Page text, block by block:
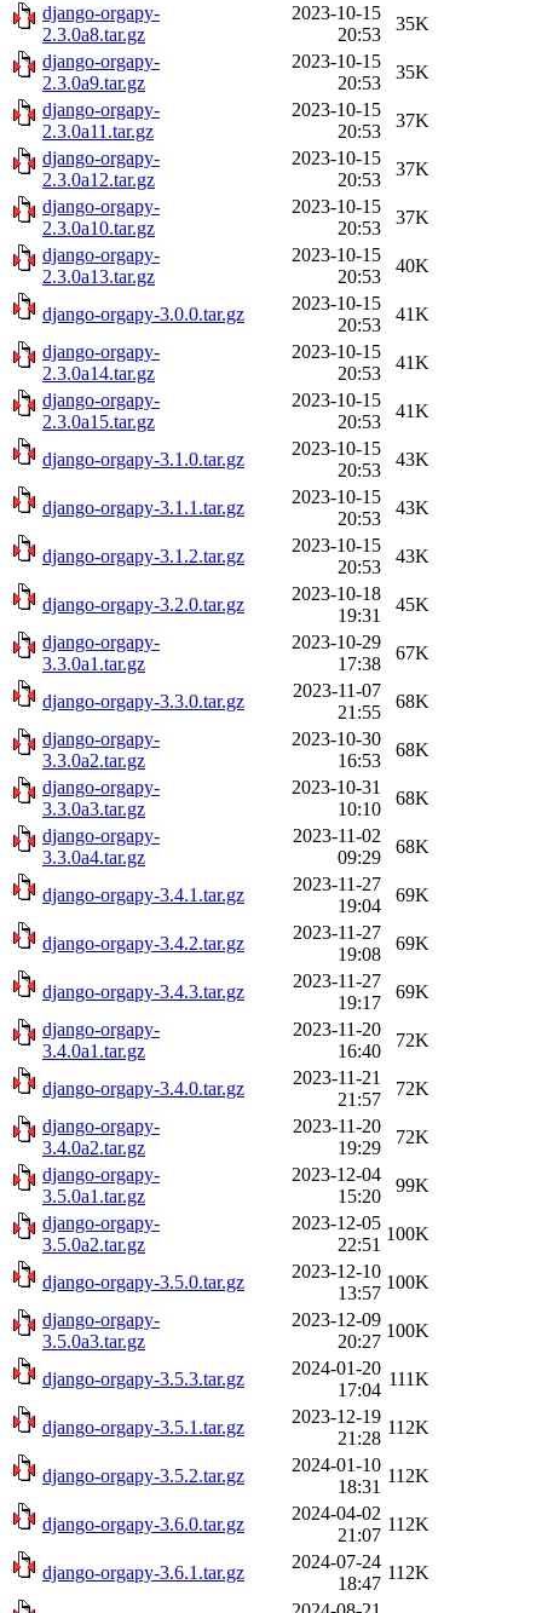
django-orgapy-
2.3.0a8.tar.gz
2023-10-15
20:53
35K
django-orgapy-
2.3.0a9.tar.gz
2023-10-15
20:53
35K
django-orgapy-
2.3.0a11.tar.gz
2023-10-15
20:53
37K
django-orgapy-
2.3.0a12.tar.gz
2023-10-15
20:53
37K
django-orgapy-
2.3.0a10.tar.gz
2023-10-15
20:53
37K
django-orgapy-
2.3.0a13.tar.gz
2023-10-15
20:53
40K
django-orgapy-3.0.0.tar.gz
2023-10-15
20:53
41K
django-orgapy-
2.3.0a14.tar.gz
2023-10-15
20:53
41K
django-orgapy-
2.3.0a15.tar.gz
2023-10-15
20:53
41K
django-orgapy-3.1.0.tar.gz
2023-10-15
20:53
43K
django-orgapy-3.1.1.tar.gz
2023-10-15
20:53
43K
django-orgapy-3.1.2.tar.gz
2023-10-15
20:53
43K
django-orgapy-3.2.0.tar.gz
2023-10-18
19:31
45K
django-orgapy-
3.3.0a1.tar.gz
2023-10-29
17:38
67K
django-orgapy-3.3.0.tar.gz
2023-11-07
21:55
68K
django-orgapy-
3.3.0a2.tar.gz
2023-10-30
16:53
68K
django-orgapy-
3.3.0a3.tar.gz
2023-10-31
10:10
68K
django-orgapy-
3.3.0a4.tar.gz
2023-11-02
09:29
68K
django-orgapy-3.4.1.tar.gz
2023-11-27
19:04
69K
django-orgapy-3.4.2.tar.gz
2023-11-27
19:08
69K
django-orgapy-3.4.3.tar.gz
2023-11-27
19:17
69K
django-orgapy-
3.4.0a1.tar.gz
2023-11-20
16:40
72K
django-orgapy-3.4.0.tar.gz
2023-11-21
21:57
72K
django-orgapy-
3.4.0a2.tar.gz
2023-11-20
19:29
72K
django-orgapy-
3.5.0a1.tar.gz
2023-12-04
15:20
99K
django-orgapy-
3.5.0a2.tar.gz
2023-12-05
22:51
100K
django-orgapy-3.5.0.tar.gz
2023-12-10
13:57
100K
django-orgapy-
3.5.0a3.tar.gz
2023-12-09
20:27
100K
django-orgapy-3.5.3.tar.gz
2024-01-20
17:04
111K
django-orgapy-3.5.1.tar.gz
2023-12-19
21:28
112K
django-orgapy-3.5.2.tar.gz
2024-01-10
18:31
112K
django-orgapy-3.6.0.tar.gz
2024-04-02
21:07
112K
django-orgapy-3.6.1.tar.gz
2024-07-24
18:47
112K